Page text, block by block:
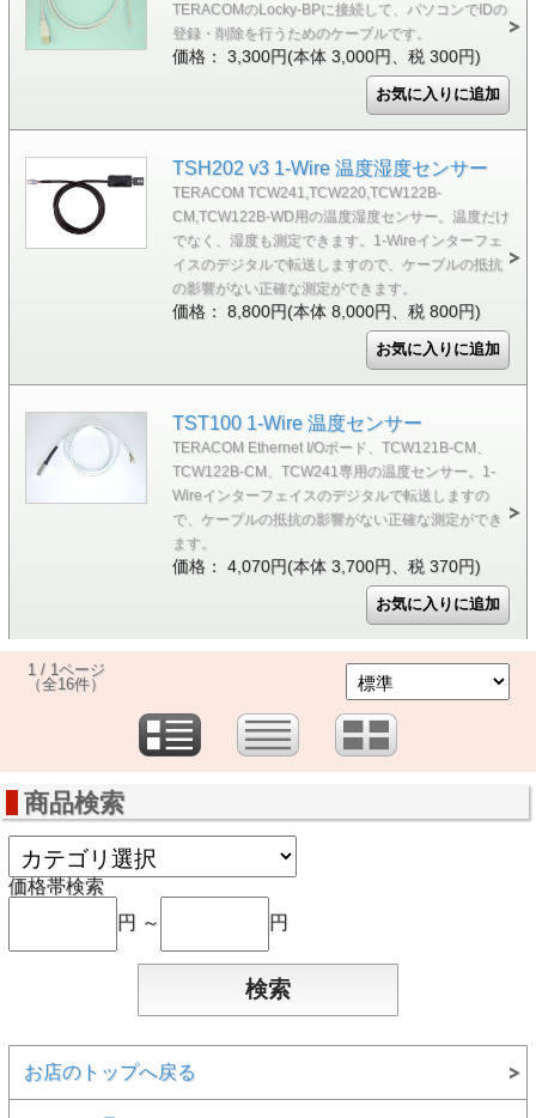
TERACOMのLocky-BPに接続して、パソコンでIDの
登録・削除を行うためのケーブルです。
価格： 3,300円(本体 3,000円、税 300円)
TSH202 v3 1-Wire 温度湿度センサー
TERACOM TCW241,TCW220,TCW122B-
CM,TCW122B-WD用の温度湿度センサー。温度だけ
でなく、湿度も測定できます。1-Wireインターフェ
イスのデジタルで転送しますので、ケーブルの抵抗
の影響がない正確な測定ができます。
価格： 8,800円(本体 8,000円、税 800円)
TST100 1-Wire 温度センサー
TERACOM Ethernet I/Oボード、TCW121B-CM、
TCW122B-CM、TCW241専用の温度センサー。1-
Wireインターフェイスのデジタルで転送しますの
で、ケーブルの抵抗の影響がない正確な測定ができ
ます。
価格： 4,070円(本体 3,700円、税 370円)
1 / 1ページ
（全16件）
商品検索
価格帯検索
円 ～
円
お店のトップへ戻る